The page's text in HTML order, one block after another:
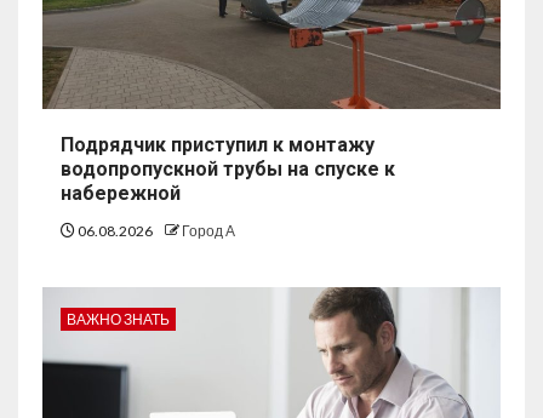
Подрядчик приступил к монтажу
водопропускной трубы на спуске к
набережной
06.08.2026 Город А
ВАЖНО ЗНАТЬ